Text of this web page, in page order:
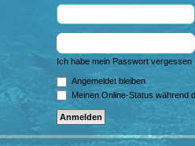
Ich habe mein Passwort vergessen
Angemeldet bleiben
Meinen Online-Status während